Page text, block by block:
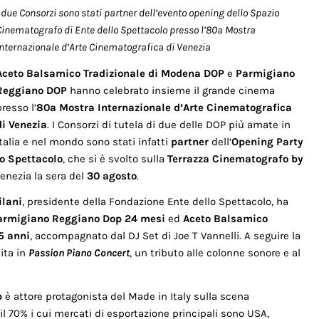
Consorzi sono stati partner dell’evento opening dello Spazio
di Ente dello Spettacolo presso l’80a Mostra
d’Arte Cinematografica di Venezia
Balsamico Tradizionale di Modena DOP e Parmigiano
DOP hanno celebrato insieme il grande cinema
l’80a Mostra Internazionale d’Arte Cinematografica
Venezia. I Consorzi di tutela di due delle DOP più amate in
e nel mondo sono stati infatti partner dell’Opening Party
Spettacolo, che si è svolto sulla Terrazza Cinematografo by
la sera del 30 agosto.
, presidente della Fondazione Ente dello Spettacolo, ha
Reggiano Dop 24 mesi ed Aceto Balsamico
anni, accompagnato dal DJ Set di Joe T Vannelli. A seguire la
in Passion Piano Concert, un tributo alle colonne sonore e al
è attore protagonista del Made in Italy sulla scena
i cui mercati di esportazione principali sono USA,